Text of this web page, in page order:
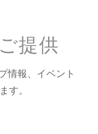
提供
情報、イベント
す。